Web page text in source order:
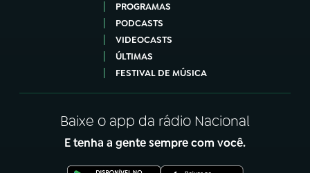
PROGRAMAS
PODCASTS
VIDEOCASTS
ÚLTIMAS
FESTIVAL DE MÚSICA
Baixe o app da rádio Nacional
E tenha a gente sempre com você.